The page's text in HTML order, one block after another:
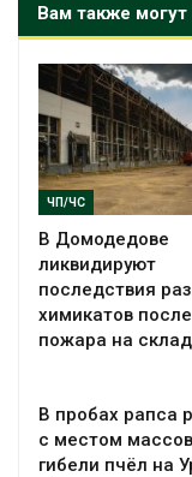
Вам также
ЧП/ЧС
В Домодедове
ликвидируют
последствия
химикатов после
пожара на
В пробах рапса
с местом
гибели пчёл на